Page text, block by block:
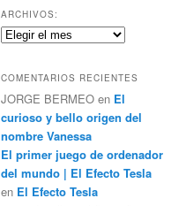
c
a
r
ARCHIVOS:
Archivos:
COMENTARIOS RECIENTES
JORGE BERMEO en El
curioso y bello origen del
nombre Vanessa
El primer juego de ordenador
del mundo | El Efecto Tesla
en El Efecto Tesla